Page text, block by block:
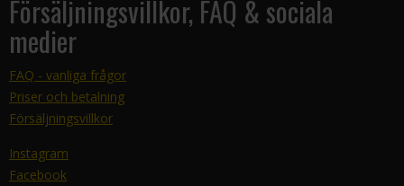
Försäljningsvillkor, FAQ & sociala
medier
FAQ - vanliga frågor
Priser och betalning
Försäljningsvillkor
Instagram
Facebook